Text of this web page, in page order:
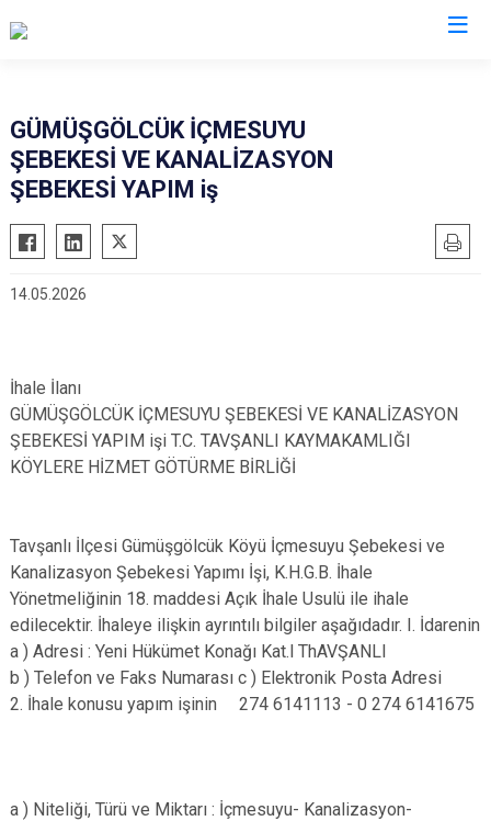
Altıntaş
Aslanapa
Çavdarhisar
Gediz
GÜMÜŞGÖLCÜK İÇMESUYU
ŞEBEKESİ VE KANALİZASYON
ŞEBEKESİ YAPIM iş
14.05.2026
İhale İlanı
GÜMÜŞGÖLCÜK İÇMESUYU ŞEBEKESİ VE KANALİZASYON
ŞEBEKESİ YAPIM işi T.C. TAVŞANLI KAYMAKAMLIĞI
KÖYLERE HİZMET GÖTÜRME BİRLİĞİ
Tavşanlı İlçesi Gümüşgölcük Köyü İçmesuyu Şebekesi ve
Kanalizasyon Şebekesi Yapımı İşi, K.H.G.B. İhale
Yönetmeliğinin 18. maddesi Açık İhale Usulü ile ihale
edilecektir. İhaleye ilişkin ayrıntılı bilgiler aşağıdadır. I. İdarenin
a ) Adresi : Yeni Hükümet Konağı Kat.l ThAVŞANLI
b ) Telefon ve Faks Numarası c ) Elektronik Posta Adresi
2. İhale konusu yapım işinin 274 6141113 - 0 274 6141675
a ) Niteliği, Türü ve Miktarı : İçmesuyu- Kanalizasyon-